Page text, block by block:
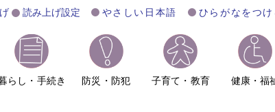
読み上げ設定 やさしい日本語 ひらがなをつけ
らし・手続き 防災・防犯 子育て・教育 健康・福